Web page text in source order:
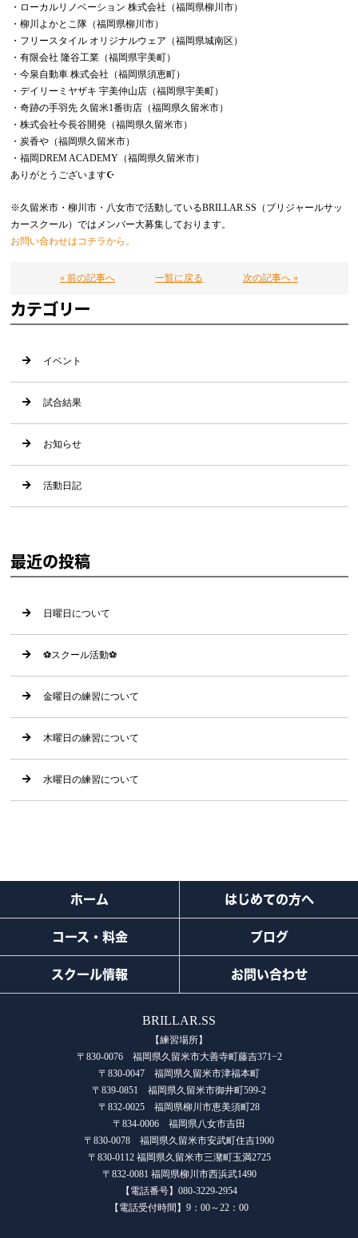
・ローカルリノベーション 株式会社（福岡県柳川市）
・柳川よかとこ隊（福岡県柳川市）
・フリースタイル オリジナルウェア（福岡県城南区）
・有限会社 隆谷工業（福岡県宇美町）
・今泉自動車 株式会社（福岡県須恵町）
・デイリーミヤザキ 宇美仲山店（福岡県宇美町）
・奇跡の手羽先 久留米1番街店（福岡県久留米市）
・株式会社今長谷開発（福岡県久留米市）
・炭香や（福岡県久留米市）
・福岡DREM ACADEMY（福岡県久留米市）
ありがとうございます☪️
※久留米市・柳川市・八女市で活動しているBRILLAR.SS（ブリジャールサッ
カースクール）ではメンバー大募集しております。
お問い合わせはコチラから。
« 前の記事へ 一覧に戻る 次の記事へ »
カテゴリー
イベント
試合結果
お知らせ
活動日記
最近の投稿
日曜日について
⚽️スクール活動⚽️
金曜日の練習について
木曜日の練習について
水曜日の練習について
ホーム はじめての方へ
コース・料金 ブログ
スクール情報 お問い合わせ
BRILLAR.SS
【練習場所】
〒830-0076 福岡県久留米市大善寺町藤吉371−2
〒830-0047 福岡県久留米市津福本町
〒839-0851 福岡県久留米市御井町599-2
〒832-0025 福岡県柳川市恵美須町28
〒834-0006 福岡県八女市吉田
〒830-0078 福岡県久留米市安武町住吉1900
〒830-0112 福岡県久留米市三潴町玉満2725
〒832-0081 福岡県柳川市西浜武1490
【電話番号】080-3229-2954
【電話受付時間】9：00～22：00